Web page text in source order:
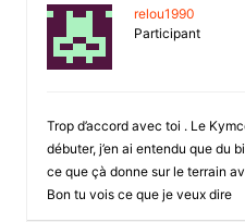
relou1990
Participant
Trop d’accord avec toi . Le
débuter, j’en ai entendu que du
ce que çà donne sur le terrain
Bon tu vois ce que je veux dire